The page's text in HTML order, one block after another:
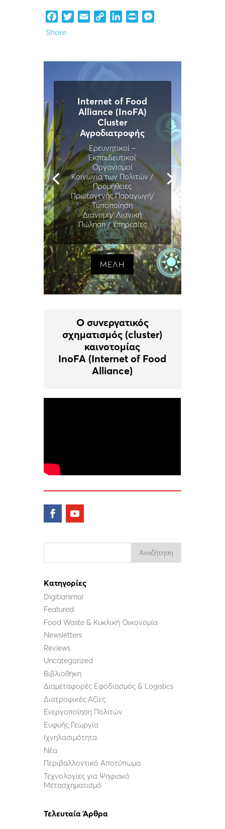
FacebookTwitterEmail Copy
LinkedIn
Print
Share
Internet of Food
Alliance (InoFA)
Cluster
Αγροδιατροφής
Ερευνητικοί –
Εκπαιδευτικοί
Οργανισμοί
Κοινωνία των Πολιτών /
Προμήθειες
Πρωτογενής Παραγωγή/
Τυποποίηση
Διανομή/ Λιανική
Πώληση / Υπηρεσίες
ΜΕΛΗ
Ο συνεργατικός
σχηματισμός (cluster)
καινοτομίας
InoFA (Internet of Food
Alliance)
Kατηγορίες
Digitianimal
Featured
Food Waste & Κυκλική Οικονομία
Newsletters
Reviews
Uncategorized
Βιβλιοθήκη
Διαμεταφορές Εφοδιασμός & Logistics
Διατροφικές Αξίες
Ενεργοποίηση Πολιτών
Ευφυής Γεωργία
Ιχνηλασιμότητα
Νέα
Περιβαλλοντικό Αποτύπωμα
Τεχνολογίες για Ψηφιακό
Μετασχηματισμό
Τελευταία Άρθρα